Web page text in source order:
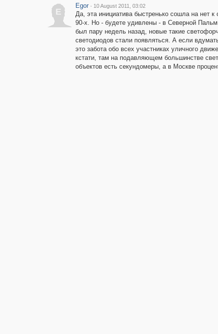
E
Egor · 10 August 2011, 03:02
Да, эта инициатива быстренько сошла на нет к
90-х. Но - будете удивлены - в Северной
был пару недель назад, новые такие
светодиодов стали появляться. А если
это забота обо всех участниках уличного
кстати, там на подавляющем большинстве
объектов есть секундомеры, а в Москве